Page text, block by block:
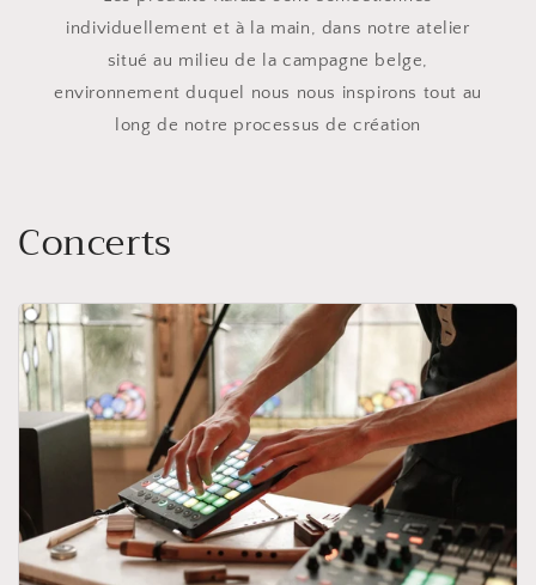
individuellement et à la main, dans notre atelier
situé au milieu de la campagne belge,
environnement duquel nous nous inspirons tout au
long de notre processus de création
Concerts